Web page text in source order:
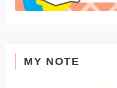
MY NOTE